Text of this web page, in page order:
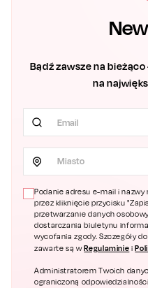
Bądź zawsze na
na
Miasto
Podanie adresu e-mail i
przez kliknięcie przycisku
przetwarzanie danych
dostarczania biuletynu
wycofania zgody. Szczegóły
zawarte są wRegulaminie i
Administratorem Twoich
ograniczoną